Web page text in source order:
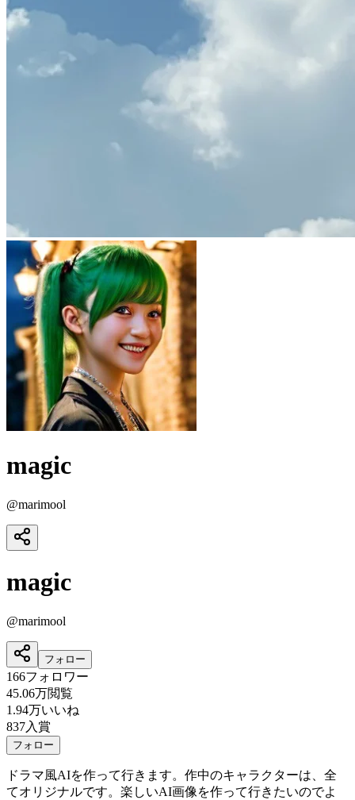
magic
@marimool
magic
@marimool
フォロー
166フォロワー
45.06万閲覧
1.94万いいね
837入賞
フォロー
ドラマ風AIを作って行きます。作中のキャラクターは、全
てオリジナルです。楽しいAI画像を作って行きたいのでよ